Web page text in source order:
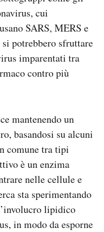
cui
SARS, MERS e
potrebbero sfruttare
imparentati tra
contro più
mantenendo un
basandosi su alcuni
comune tra tipi
è un enzima
nelle cellule e
sta sperimentando
lipidico
in modo da esporne